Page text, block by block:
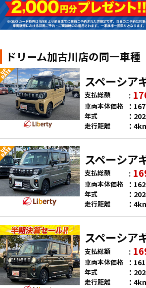
ドリーム加古川店の同一車種
スペーシア
支払総額
車両本体価格
年式
走行距離
スペーシア
支払総額
車両本体価格
年式
走行距離
スペーシア
支払総額
車両本体価格
161
年式
走行距離